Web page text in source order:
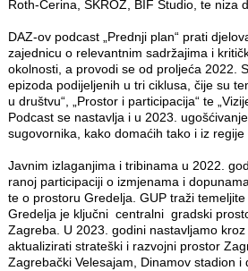
Roth-Čerina, SKROZ, BIF Studio, te niza
DAZ-ov podcast „Prednji plan“ prati
zajednicu o relevantnim sadržajima i
okolnosti, a provodi se od proljeća 2022.
epizoda podijeljenih u tri ciklusa, čije su
u društvu“, „Prostor i participacija“ te
Podcast se nastavlja i u 2023.
sugovornika, kako domaćih tako i iz
Javnim izlaganjima i tribinama u 2022.
ranoj participaciji o izmjenama i
te o prostoru Gredelja. GUP traži
Gredelja je ključni centralni gradski
Zagreba. U 2023. godini nastavljamo
aktualizirati strateški i razvojni prostor
Zagrebački Velesajam, Dinamov stadion i